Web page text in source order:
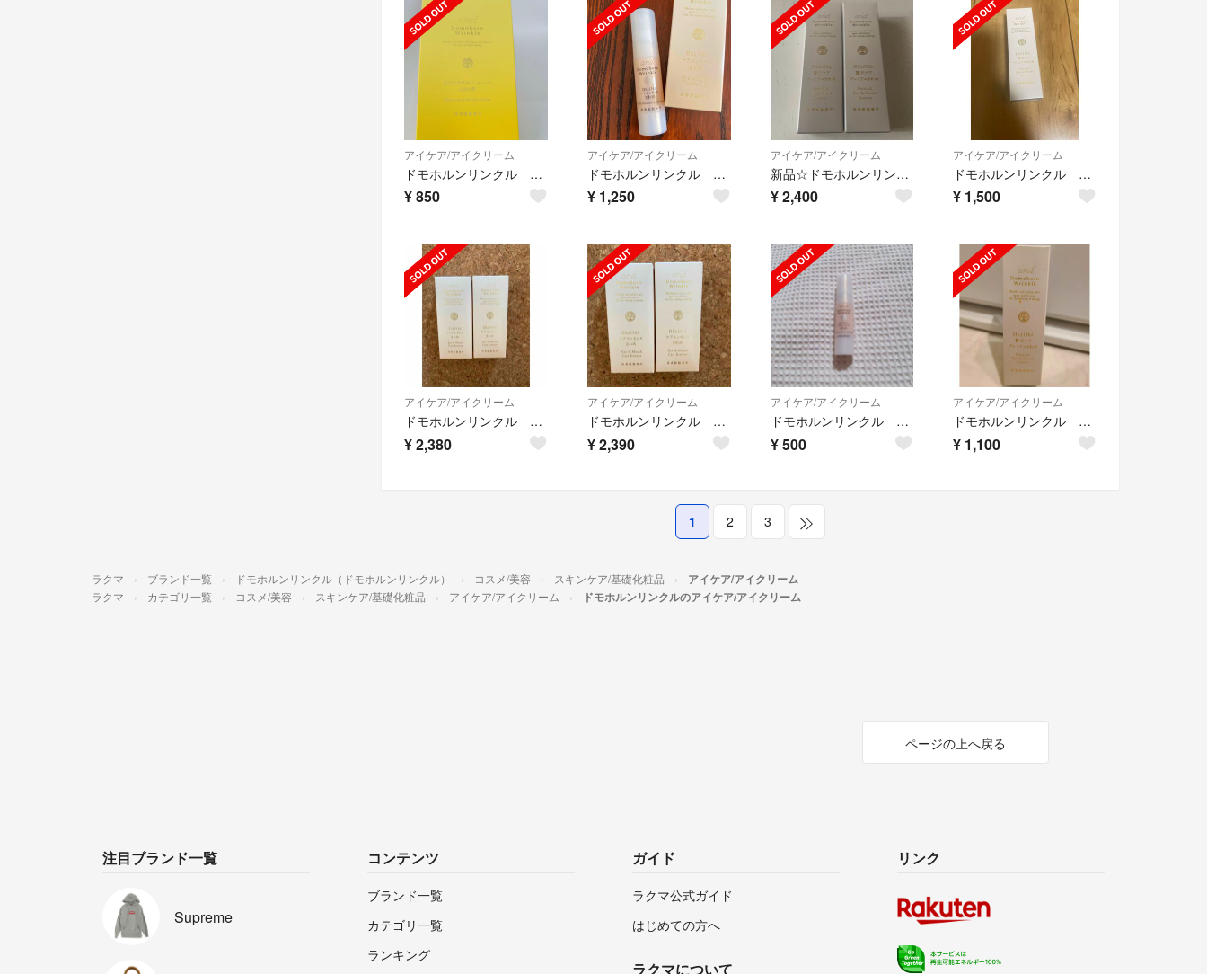
アイケア/アイクリーム
ドモホルンリンクル ほまれ肌 目元口元集中ジェルシート
¥850
アイケア/アイクリーム
ドモホルンリンクル 目もと口もとケアエッセンス きわめ
¥ 1,250
アイケア/アイクリーム
新品☆ドモホルンリンクル☆目もと口もと用クリーム☆12g☆2本セット
¥2,400
アイケア/アイクリーム
ドモホルンリンクル 目もと口もと贅沢ケア プレミアムきわめ
¥ 1,500
アイケア/アイクリーム
ドモホルンリンクル きわめ×2個
¥2,380
アイケア/アイクリーム
ドモホルンリンクル きわめ✖️2
¥2,390
アイケア/アイクリーム
ドモホルンリンクル きわめ
¥500
アイケア/アイクリーム
ドモホルンリンクル きわめ
¥ 1,100
1 2 3
ラクマ ブランド一覧 ドモホルンリンクル（ドモホルンリンクル） コスメ/美容 スキンケア/基礎化粧品 アイケア/アイクリーム
ラクマ カテゴリ一覧 コスメ/美容 スキンケア/基礎化粧品 アイケア/アイクリーム ドモホルンリンクルのアイケア/アイクリーム
ページの上へ戻る
注目ブランド一覧
Supreme
コンテンツ
ブランド一覧
カテゴリ一覧
ランキング
ガイド
ラクマ公式ガイド
はじめての方へ
ラクマについて
リンク